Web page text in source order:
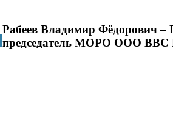
Рабеев Владимир Фёдорович –
председатель МОРО ООО